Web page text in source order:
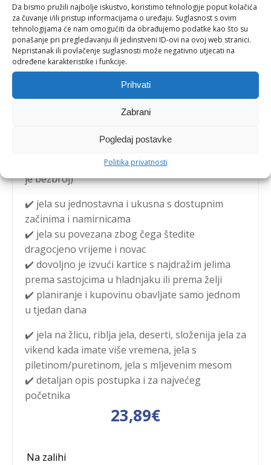
Da bismo pružili najbolje iskustvo, koristimo tehnologije poput kolačića
za čuvanje i/ili pristup informacijama o uređaju. Suglasnost s ovim
tehnologijama će nam omogućiti da obrađujemo podatke kao što su
ponašanje pri pregledavanju ili jedinstveni ID-ovi na ovoj web stranici.
Nepristanak ili povlačenje suglasnosti može negativno utjecati na
određene karakteristike i funkcije.
Prihvati
Zabrani
Pogledaj postavke
Politika privatnosti
Priče jedne kuhače - kartice s
30 recepata za čak 30 dana (i više jer kombinacija
je bezbroj)
✔️ jela su jednostavna i ukusna s dostupnim
začinima i namirnicama
✔️ jela su povezana zbog čega štedite
dragocjeno vrijeme i novac
✔️ dovoljno je izvući kartice s najdražim jelima
prema sastojcima u hladnjaku ili prema želji
✔️ planiranje i kupovinu obavljate samo jednom
u tjedan dana
✔️ jela na žlicu, riblja jela, deserti, složenija jela za
vikend kada imate više vremena, jela s
piletinom/puretinom, jela s mljevenim mesom
✔️ detaljan opis postupka i za najvećeg
početnika
23,89€
Na zalihi